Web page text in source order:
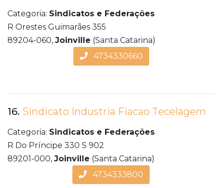
Categoria: Sindicatos e Federações
R Orestes Guimarães 355
89204-060, Joinville (Santa Catarina)
4734330660
16. Sindicato Industria Fiacao Tecelagem
Categoria: Sindicatos e Federações
R Do Príncipe 330 S 902
89201-000, Joinville (Santa Catarina)
4734333800